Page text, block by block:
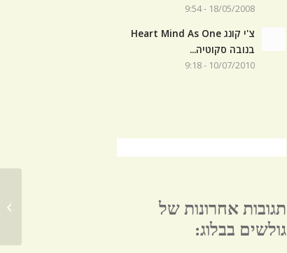
18/05/2008 - 9:54
צ'י קונג Heart Mind As One
בנובה סקוטיה...
10/07/2010 - 9:18
תגובות אחרונות של
גולשים בבלוג: